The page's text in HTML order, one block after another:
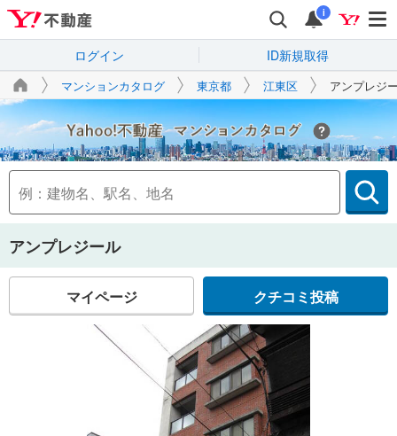
i
ログイン ID新規取得
マンションカタログ 東京都 江東区 アンプレジ
Yahoo!不動産
アンプレジール
マイページ クチコミ投稿